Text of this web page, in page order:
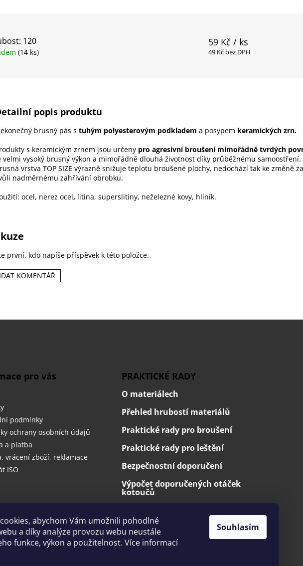
abychom Vám umožnili pohodlné
a díky analýze provozu webu neustále
funkce, výkon a použitelnost. Více informací
Souhlasím
120
(14 ks)
59 Kč / ks
49 Kč bez DPH
popis produktu
brusný pás s tuhým polyesterovým podkladem a posypem keramických zrn.
s keramickým zrnem jsou určeny pro agresivní broušení mimořádně tvrdých
velmi vysoký brusný výkon a mimořádně dlouhá životnost díky průběžnému
vrstva TOP SIZE výrazně snižuje teplotu broušené plochy, nedochází tak ke změně
nadměrnému zahřívání obrobku.
ocel, nerez ocel, litina, superslitiny, neželezné kovy, hliník.
první, kdo napíše příspěvek k této položce.
KOMENTÁŘ
pro vás
podmínky
ochrany osobních údajů
a platba
vrácení zboží, reklamace
ISO
PRAKTICKÉ RADY
O materiálech
Přehled hrubostí materiálů
Praktické rady pro broušení
Praktické rady pro leštění
Bezpečnostní doporučení
Výpočet doporučených otáček
kotoučů